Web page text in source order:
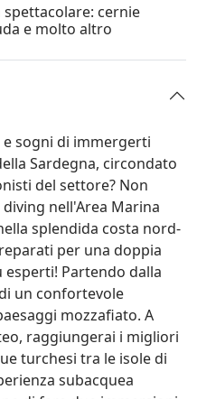
cernie
e molto altro
sogni di immergerti
Sardegna, circondato
del settore? Non
nell'Area Marina
splendida costa nord-
per una doppia
Partendo dalla
un confortevole
mozzafiato. A
raggiungerai i migliori
turchesi tra le isole di
subacquea